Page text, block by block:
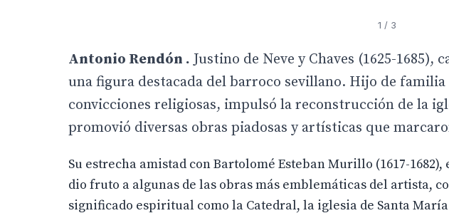
1 / 3
Antonio Rendón . Justino de Neve y Chaves (1625-
una figura destacada del barroco sevillano. Hijo de
convicciones religiosas, impulsó la reconstrucción de la
promovió diversas obras piadosas y artísticas que
Su estrecha amistad con Bartolomé Esteban Murillo (1617-
dio fruto a algunas de las obras más emblemáticas del artista,
significado espiritual como la Catedral, la iglesia de Santa